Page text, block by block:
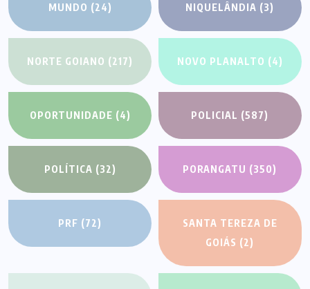
MUNDO (24) NIQUELÂNDIA (3)
NORTE GOIANO (217) NOVO PLANALTO (4)
OPORTUNIDADE (4) POLICIAL (587)
POLÍTICA (32) PORANGATU (350)
PRF (72)
SANTA TEREZA DE
GOIÁS (2)